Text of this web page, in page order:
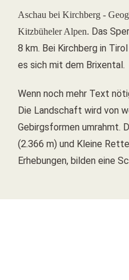
Aschau bei Kirchberg -
Kitzbüheler Alpen. Das
8 km. Bei Kirchberg in
es sich mit dem Brixental.
Wenn noch mehr Text
Die Landschaft wird von
Gebirgsformen umrahmt.
(2.366 m) und Kleine
Erhebungen, bilden eine